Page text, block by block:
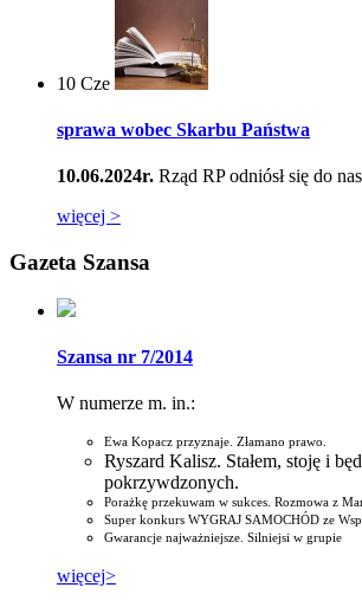
10 Cze
sprawa wobec Skarbu Państwa
10.06.2024r. Rząd RP odniósł się do
więcej >
Gazeta Szansa
Szansa nr 7/2014
W numerze m. in.:
Ewa Kopacz przyznaje. Złamano prawo.
Ryszard Kalisz. Stałem, stoję i
pokrzywdzonych.
Porażkę przekuwam w sukces. Rozmowa z
Super konkurs WYGRAJ SAMOCHÓD ze
Gwarancje najważniejsze. Silniejsi w grupie
więcej>